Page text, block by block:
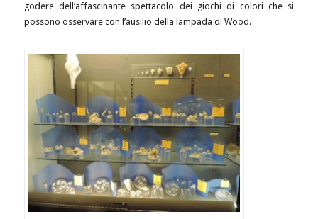
godere dell’affascinante spettacolo dei giochi di colori che si
possono osservare con l’ausilio della lampada di Wood.